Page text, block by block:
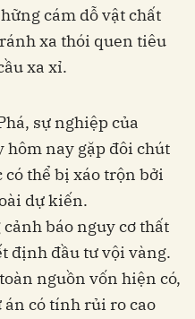
cám dỗ vật chất
xa thói quen tiêu
xa xỉ.
sự nghiệp của
hôm nay gặp đôi chút
thể bị xáo trộn bởi
dự kiến.
báo nguy cơ thất
định đầu tư vội vàng.
nguồn vốn hiện có,
án có tính rủi ro cao